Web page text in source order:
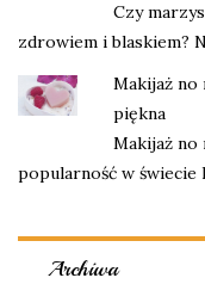
Czy
zdrowiem i blaskiem?
Makijaż no
piękna
Makijaż no
popularność w świecie
Archiwa